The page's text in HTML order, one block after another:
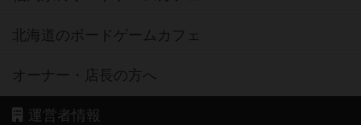
北海道のボードゲームカフェ
オーナー・店長の方へ
運営者情報